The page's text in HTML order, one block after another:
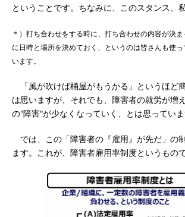
ということです。ちなみに、このスタンス、
＊）打ち合わせをする時に、打ち合わせの内容が決
に日時と場所を決めておく、というのは皆さんも使
います。
「風が吹けば桶屋がもうかる」というほど
は思いますが、それでも、障害者の就労が増
の"障害"が少なくなっていく、とは思っていま
では、この「障害者の『雇用』が先だ」の
ます。これが、障害者雇用率制度というもので